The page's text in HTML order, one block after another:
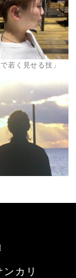
で若く見せる技」
ンカリ